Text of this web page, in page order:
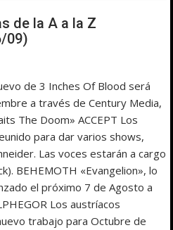
de la A a la Z
09)
de 3 Inches Of Blood será
a través de Century Media,
The Doom» ACCEPT Los
para dar varios shows,
Las voces estarán a cargo
BEHEMOTH «Evangelion», lo
el próximo 7 de Agosto a
Los austríacos
trabajo para Octubre de